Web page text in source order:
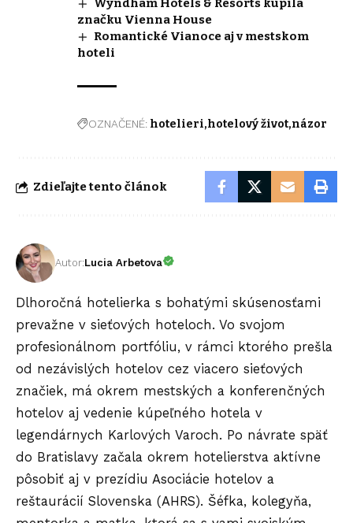
Wyndham Hotels & Resorts kúpila
značku Vienna House
Romantické Vianoce aj v mestskom
hoteli
OZNAČENÉ: hotelieri hotelový život názor
Zdieľajte tento článok
Autor:Lucia Arbetova
Dlhoročná hotelierka s bohatými skúsenosťami
prevažne v sieťových hoteloch. Vo svojom
profesionálnom portfóliu, v rámci ktorého prešla
od nezávislých hotelov cez viacero sieťových
značiek, má okrem mestských a konferenčných
hotelov aj vedenie kúpeľného hotela v
legendárnych Karlových Varoch. Po návrate späť
do Bratislavy začala okrem hotelierstva aktívne
pôsobiť aj v prezídiu Asociácie hotelov a
reštaurácií Slovenska (AHRS). Šéfka, kolegyňa,